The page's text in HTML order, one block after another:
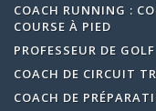
COACH RUNNING :
COURSE À PIED
PROFESSEUR DE GOLF
COACH DE CIRCUIT
COACH DE